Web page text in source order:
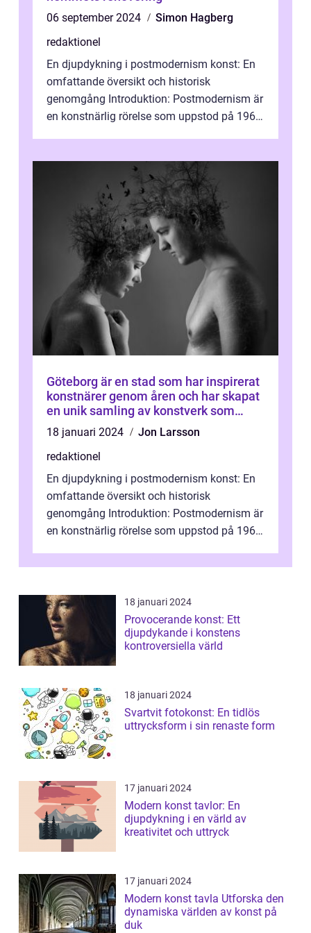
06 september 2024
Simon Hagberg
redaktionel
En djupdykning i postmodernism konst: En
omfattande översikt och historisk
genomgång Introduktion: Postmodernism är
en konstnärlig rörelse som uppstod på 1960-
Göteborg är en stad som har inspirerat
konstnärer genom åren och har skapat
en unik samling av konstverk som
representerar staden
18 januari 2024
Jon Larsson
redaktionel
En djupdykning i postmodernism konst: En
omfattande översikt och historisk
genomgång Introduktion: Postmodernism är
en konstnärlig rörelse som uppstod på 1960-
18 januari 2024
Provocerande konst: Ett
djupdykande i konstens
kontroversiella värld
18 januari 2024
Svartvit fotokonst: En tidlös
uttrycksform i sin renaste form
17 januari 2024
Modern konst tavlor: En
djupdykning i en värld av
kreativitet och uttryck
17 januari 2024
Modern konst tavla Utforska den
dynamiska världen av konst på
duk